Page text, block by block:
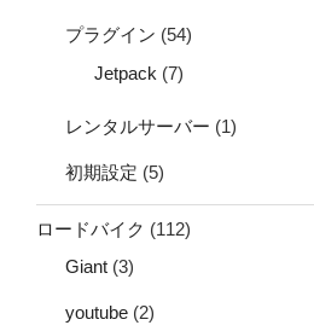
プラグイン (54)
Jetpack (7)
レンタルサーバー (1)
初期設定 (5)
ロードバイク (112)
Giant (3)
youtube (2)